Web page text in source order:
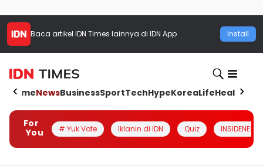
Baca artikel IDN Times lainnya di IDN App Install
HomeNewsBusinessSportTechHypeKoreaLifeHealth
For
You
# Yuk Vote Iklanin di IDN Quiz INSIDENESIA